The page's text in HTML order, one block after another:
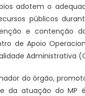
adotem o
públicos
e contenção
de Apoio
Administrativa
do órgão,
da atuação do MP